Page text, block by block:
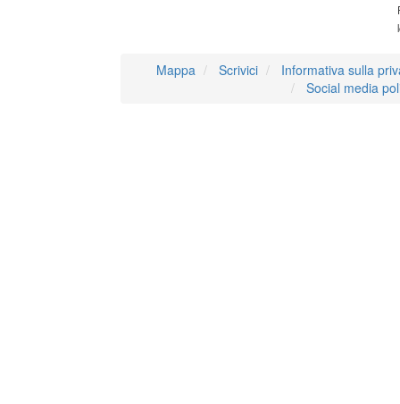
Mappa Scrivici
Informativa sulla
Social media